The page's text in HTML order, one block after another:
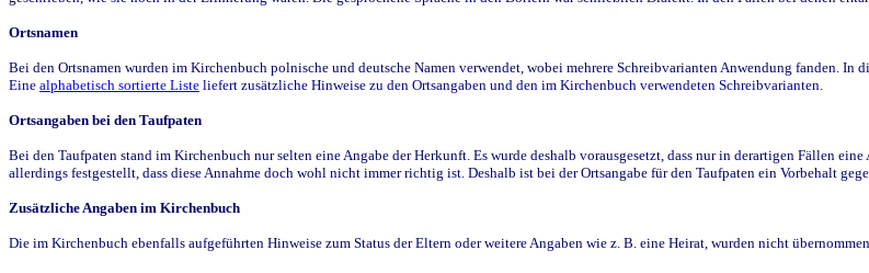
Ortsnamen
Bei den Ortsnamen wurden im Kirchenbuch polnische und deutsche Namen verwendet, wobei mehrere Schreibvarianten Anwendung fanden. In
Eine alphabetisch sortierte Liste liefert zusätzliche Hinweise zu den Ortsangaben und den im Kirchenbuch verwendeten Schreibvarianten.
Ortsangaben bei den Taufpaten
Bei den Taufpaten stand im Kirchenbuch nur selten eine Angabe der Herkunft. Es wurde deshalb vorausgesetzt, dass nur in derartigen Fällen
allerdings festgestellt, dass diese Annahme doch wohl nicht immer richtig ist. Deshalb ist bei der Ortsangabe für den Taufpaten ein Vorbehalt
Zusätzliche Angaben im Kirchenbuch
Die im Kirchenbuch ebenfalls aufgeführten Hinweise zum Status der Eltern oder weitere Angaben wie z. B. eine Heirat, wurden nicht übernommen.